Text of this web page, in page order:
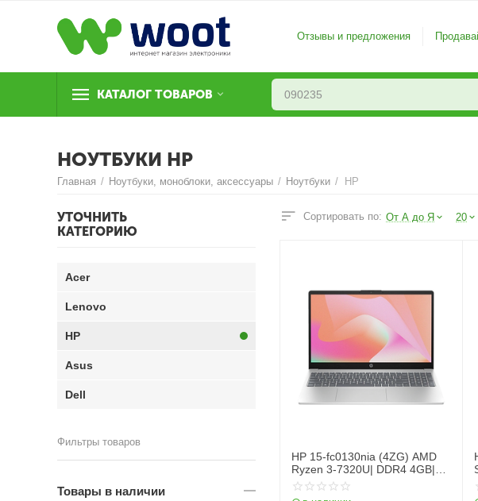
Отзывы и предложения
КАТАЛОГ ТОВАРОВ
НОУТБУКИ HP
Главная / Ноутбуки, моноблоки, аксессуары / Ноутбуки / HP
Сортировать по: От А до Я 20
HP 15-fc0130nia (4ZG) AMD
Ryzen 3-7320U| DDR4 4GB|
SSD 256GB| 15,6″ FHD| AMD
Radeon Graphics| NoOS| RU|
УТОЧНИТЬ
КАТЕГОРИЮ
Acer
Lenovo
HP
Asus
Dell
Фильтры товаров
Товары в наличии